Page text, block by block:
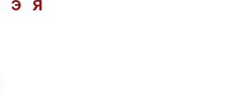
Э Я